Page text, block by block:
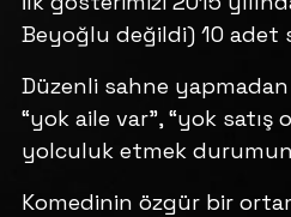
Beyoğlu değildi) 10 adet
Düzenli sahne
“yok aile var”, “yok
yolculuk etmek
Komedinin özgür bir